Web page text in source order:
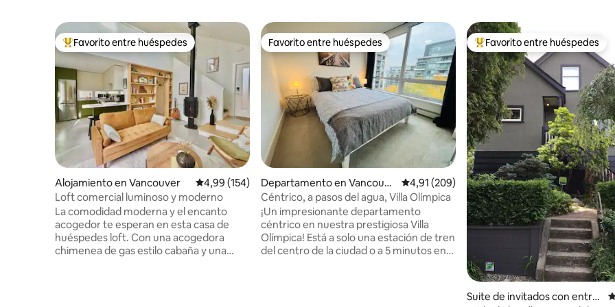
Favorito entre los huéspedes más destacados
Favorito entre huéspedes
Alojamiento en Vancouver Calificación promedio: 4,99 de 5. 154 evaluaciones
4,99 (154)
Loft comercial luminoso y moderno
La comodidad moderna y el encanto
acogedor te esperan en esta casa de
huéspedes loft. Con una acogedora
chimenea de gas estilo cabaña y una
Favorito entre huéspedes
Favorito entre huéspedes
Departamento en Vancouve
r
Calificación promedio: 4,91 de 5. 209
4,91 (209)
Céntrico, a pasos del agua, Villa Olímpica
¡Un impresionante departamento
céntrico en nuestra prestigiosa Villa
Olímpica! Está a solo una estación de tren
del centro de la ciudad o a 5 minutos en
Favorito entre los huéspedes
Favorito entre huéspedes
Suite de invitados con entra